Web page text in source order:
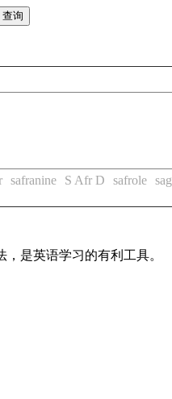
safranine S Afr D safrole sag
是英语学习的有利工具。